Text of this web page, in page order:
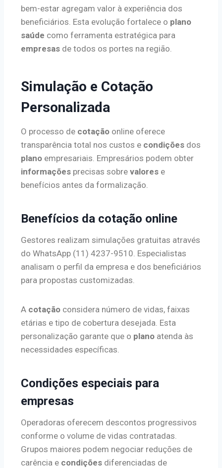
bem-estar agregam valor à experiência dos
beneficiários. Esta evolução fortalece o plano
saúde como ferramenta estratégica para
empresas de todos os portes na região.
Simulação e Cotação
Personalizada
O processo de cotação online oferece
transparência total nos custos e condições dos
plano empresariais. Empresários podem obter
informações precisas sobre valores e
benefícios antes da formalização.
Benefícios da cotação online
Gestores realizam simulações gratuitas através
do WhatsApp (11) 4237-9510. Especialistas
analisam o perfil da empresa e dos beneficiários
para propostas customizadas.
A cotação considera número de vidas, faixas
etárias e tipo de cobertura desejada. Esta
personalização garante que o plano atenda às
necessidades específicas.
Condições especiais para
empresas
Operadoras oferecem descontos progressivos
conforme o volume de vidas contratadas.
Grupos maiores podem negociar reduções de
carência e condições diferenciadas de